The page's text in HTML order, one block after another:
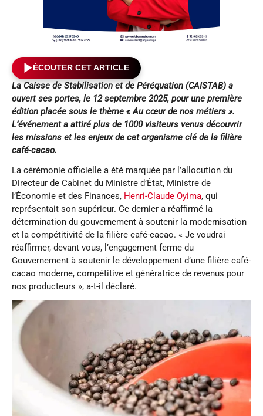
ÉCOUTER CET ARTICLE
La Caisse de Stabilisation et de Péréquation (CAISTAB) a
ouvert ses portes, le 12 septembre 2025, pour une première
édition placée sous le thème « Au cœur de nos métiers ».
L’événement a attiré plus de 1000 visiteurs venus découvrir
les missions et les enjeux de cet organisme clé de la filière
café-cacao.
La cérémonie officielle a été marquée par l’allocution du
Directeur de Cabinet du Ministre d’État, Ministre de
l’Économie et des Finances, Henri-Claude Oyima, qui
représentait son supérieur. Ce dernier a réaffirmé la
détermination du gouvernement à soutenir la modernisation
et la compétitivité de la filière café-cacao. « Je voudrai
réaffirmer, devant vous, l’engagement ferme du
Gouvernement à soutenir le développement d’une filière café-
cacao moderne, compétitive et génératrice de revenus pour
nos producteurs », a-t-il déclaré.